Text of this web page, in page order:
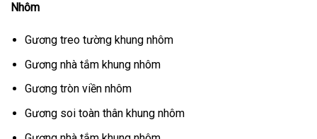
Nhôm
Gương treo tường khung nhôm
Gương nhà tắm khung nhôm
Gương tròn viền nhôm
Gương soi toàn thân khung nhôm